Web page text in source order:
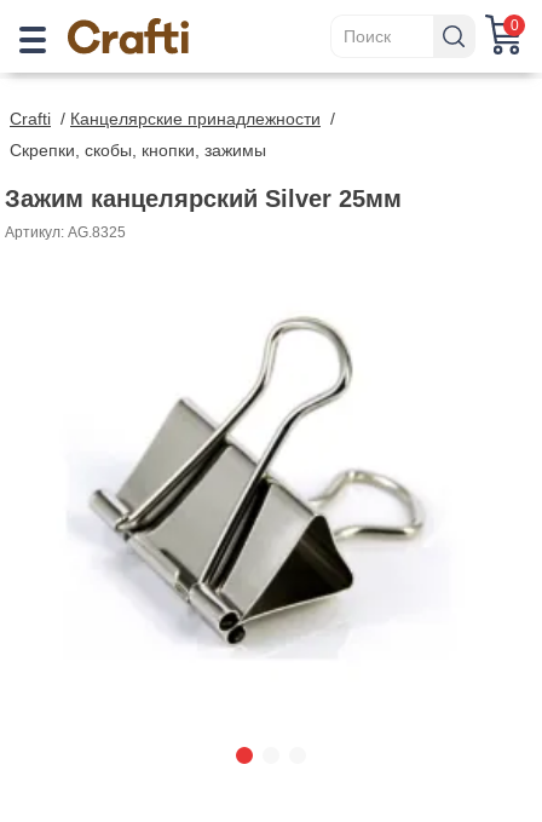
0
Crafti / Канцелярские принадлежности /
Скрепки, скобы, кнопки, зажимы
Зажим канцелярский Silver 25мм
Артикул: AG.8325